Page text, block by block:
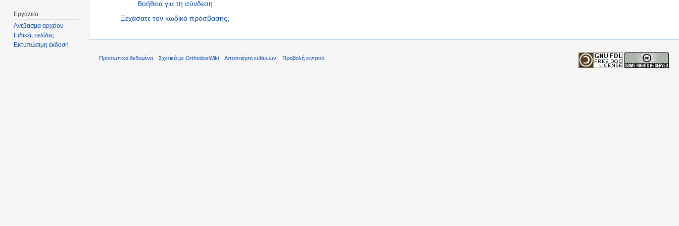
Βοήθεια για τη σύνδεση
Ξεχάσατε τον κωδικό πρόσβασης;
Εργαλεία
Ανέβασμα αρχείου
Ειδικές σελίδες
Εκτυπώσιμη έκδοση
Προσωπικά δεδομένα Σχετικά με OrthodoxWiki Αποποίηση ευθυνών Προβολή κινητού